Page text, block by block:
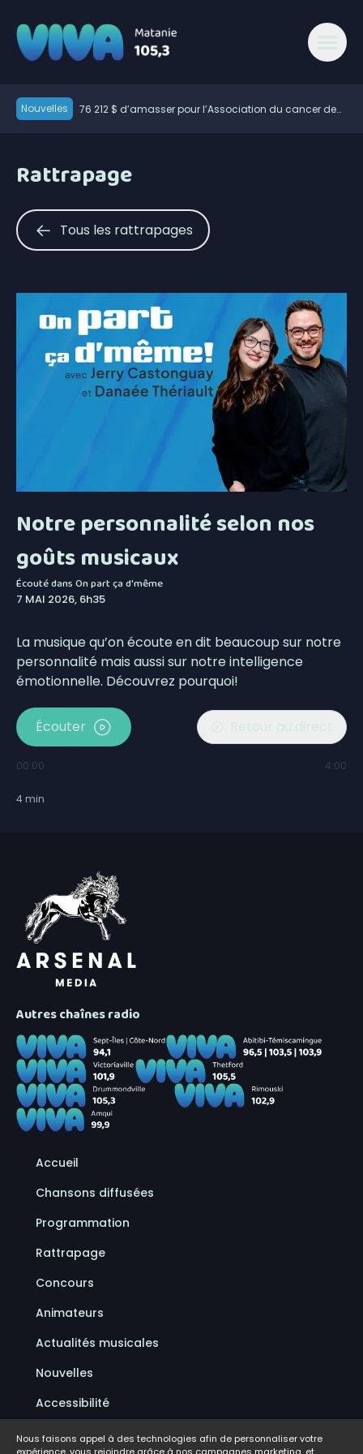
Nouvelles
76 212 $ d’amasser pour l’Association du cancer de
Des citoyens souhaitent que le marché public soit
Laurent
La Matanie est hockey présente trois rencontres
600 embarcations vérifiées lors de l’Opération
La foudre a déclenché des dizaines de feux de forêt
en juillet au Québec
Une croissance de revenus pour la Société portuaire
du Bas-Saint-Laurent et de la Gaspésie
Rattrapage
Tous les rattrapages
Notre personnalité selon nos
goûts musicaux
Écouté dansOn part ça d'même
7 MAI 2026, 6h35
La musique qu’on écoute en dit beaucoup sur notre
personnalité mais aussi sur notre intelligence
émotionnelle. Découvrez pourquoi!
Écouter Retour au direct
00:00 4:00
4 min
Autres chaînes radio
Accueil
Chansons diffusées
Programmation
Rattrapage
Concours
Animateurs
Actualités musicales
Nouvelles
Accessibilité
Politique de confidentialité
Nous faisons appel à des technologies afin de personnaliser votre